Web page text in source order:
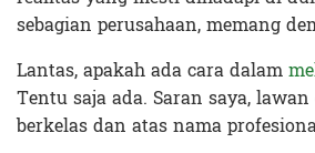
sebagian perusahaan, memang
Lantas, apakah ada cara dalam
Tentu saja ada. Saran saya,
berkelas dan atas nama